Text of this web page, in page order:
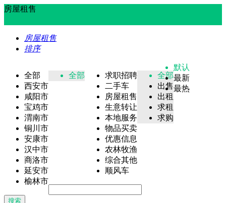
房屋租售
房屋租售
排序
全部
西安市
咸阳市
宝鸡市
渭南市
铜川市
安康市
汉中市
商洛市
延安市
榆林市
全部
求职招聘
二手车
房屋租售
生意转让
本地服务
物品买卖
优惠信息
农林牧渔
综合其他
顺风车
全部
出售
出租
求租
求购
默认
最新
最热
搜索